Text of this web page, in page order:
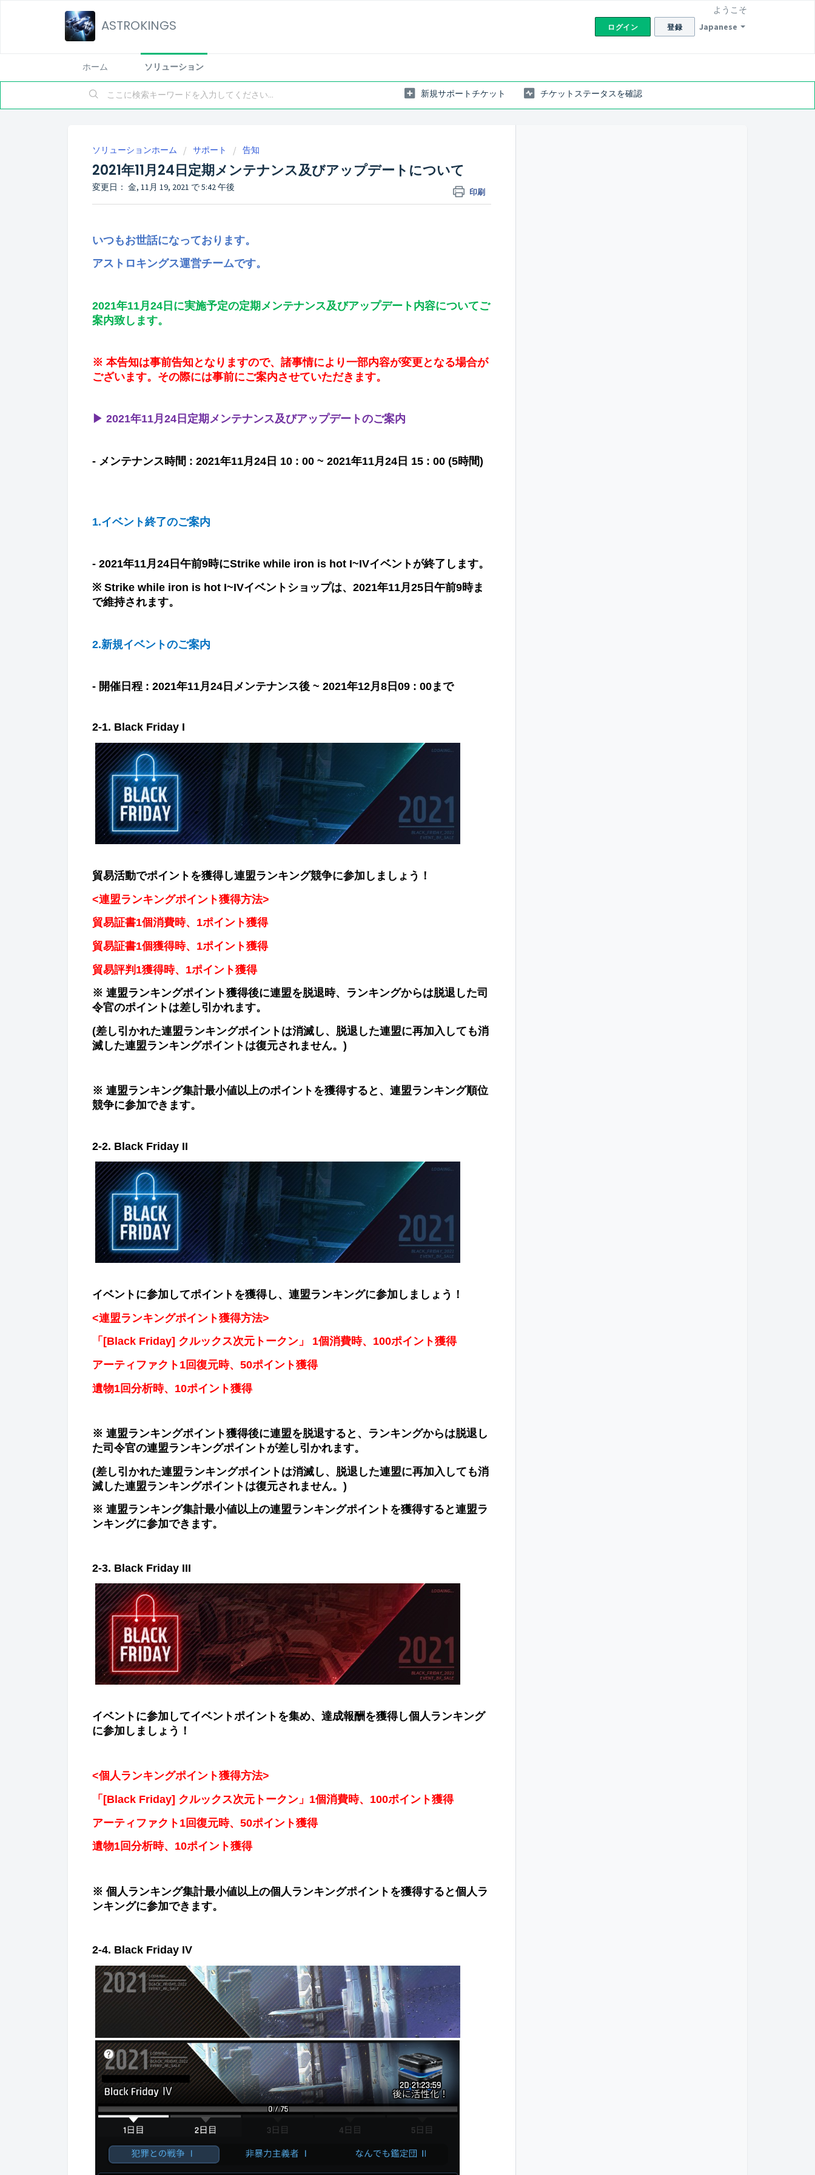
ASTROKINGS Japanese
ようこそ
ログイン 登録
ホーム ソリューション
新規サポートチケット チケットステータスを確認
ソリューションホーム サポート 告知
2021年11月24日定期メンテナンス及びアップデートについて
印刷
変更日： 金, 11月 19, 2021 で 5:42 午後
いつもお世話になっております。
アストロキングス運営チームです。
2021年11月 24 日に実施予定の定期メンテナンス及びアップデート内容についてご
案内致します。
※ 本告知は事前告知となりますので、諸事情により一部内容が変更となる場合が
ございます。その際には事前にご案内させていただきます。
▶ 2021年11月 24 日定期メンテナンス及びアップデートのご案内
- メンテナンス時間 : 2021年11月 24 日 10 : 00 ~ 2021年11月 24 日 15 : 00 (5時間)
1.イベント終了のご案内
- 2021年11月 24 日午前9時にStrike while iron is hot I~IVイベントが終了します。
※ Strike while iron is hot I~IVイベントショップは、 2021年11月 25 日午前9時ま
で維持されます。
2.新規イベントのご案内
- 開催日程 : 2021年11月 24 日メンテナンス後 ~ 2021年12月 8 日 09 : 00まで
2-1. Black Friday I
貿易活動でポイントを獲得し連盟ランキング競争に参加しましょう！
<連盟ランキングポイント獲得方法>
貿易証書1個消費時、 1ポイント獲得
貿易証書1個獲得時、 1ポイント獲得
貿易評判 1獲得時、 1ポイント獲得
※ 連盟ランキングポイント獲得後に連盟を脱退時、ランキングからは脱退 した司
令官のポイントは差し引かれます。
(差し引かれた連盟ランキングポイントは消滅し、 脱退した連盟に再加入しても消
滅した連盟ランキングポイントは復元されません。 )
※ 連盟ランキング集計最小値以上のポイントを獲得すると 、連盟ランキング順位
競争に参加できます。
2-2. Black Friday II
イベントに参加してポイントを獲得し、連盟ランキングに参加しましょう！
<連盟ランキングポイント獲得方法>
「 [Black Friday] クルックス次元ト ークン」 1個消費時、 100ポイント獲得
アーティファクト 1回復元時、 50ポイント獲得
遺物1回分析時、 10ポイント獲得
※ 連盟ランキングポイント獲得後に連盟を脱退すると、ランキングからは脱退し
た司令官の連盟ランキングポイントが差し引かれます。
(差し引かれた連盟ランキングポイントは消滅し、 脱退した連盟に再加入しても消
滅した連盟ランキングポイントは復元されません。 )
※ 連盟ランキング集計最小値以上の連盟ランキングポイントを獲得すると連盟ラ
ンキングに参加できます。
2-3. Black Friday III
イベントに参加してイベントポイントを集め、達成報酬を獲得し個人ランキング
に参加しましょう！
<個人ランキングポイント獲得方法>
「 [Black Friday] クルックス次元ト ークン」 1個消費時、 100ポイント獲得
アーティファクト 1回復元時、 50ポイント獲得
遺物1回分析時、 10ポイント獲得
※ 個人ランキング集計最小値以上の個人ランキングポイントを獲得すると個人ラ
ンキングに参加できます。
2-4. Black Friday IV